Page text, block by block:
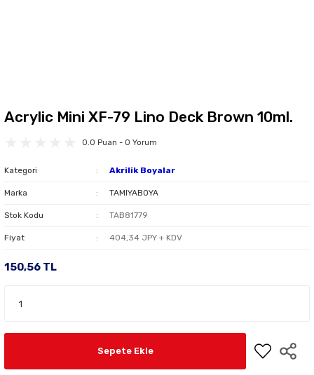
Acrylic Mini XF-79 Lino Deck Brown 10ml.
0.0 Puan - 0 Yorum
Kategori Akrilik Boyalar
Marka TAMIYABOYA
Stok Kodu TAB81779
Fiyat 404,34 JPY + KDV
150,56 TL
Sepete Ekle